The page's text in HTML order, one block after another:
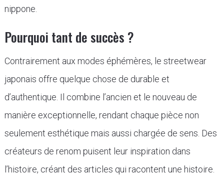
nippone.
Pourquoi tant de succès ?
Contrairement aux modes éphémères, le streetwear
japonais offre quelque chose de durable et
d’authentique. Il combine l’ancien et le nouveau de
manière exceptionnelle, rendant chaque pièce non
seulement esthétique mais aussi chargée de sens. Des
créateurs de renom puisent leur inspiration dans
l’histoire, créant des articles qui racontent une histoire.